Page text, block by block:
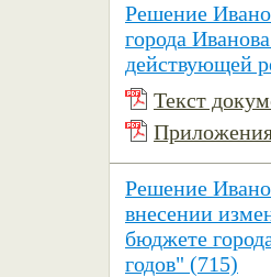
Решение
города
действующей
Текст
Решение
внесении
бюджете
годов" (715)